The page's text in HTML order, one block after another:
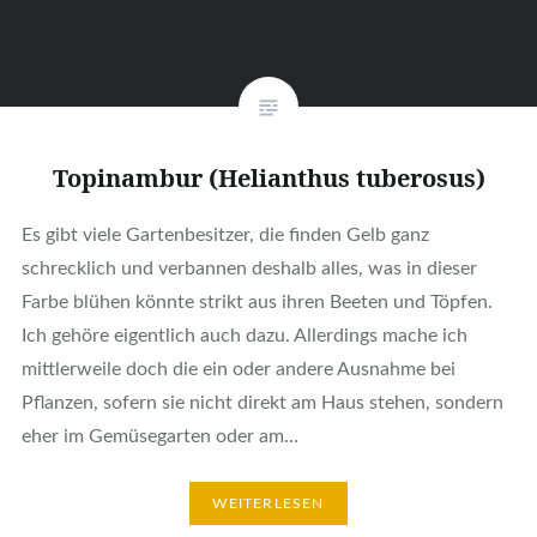
Topinambur (Helianthus tuberosus)
Es gibt viele Gartenbesitzer, die finden Gelb ganz
schrecklich und verbannen deshalb alles, was in dieser
Farbe blühen könnte strikt aus ihren Beeten und Töpfen.
Ich gehöre eigentlich auch dazu. Allerdings mache ich
mittlerweile doch die ein oder andere Ausnahme bei
Pflanzen, sofern sie nicht direkt am Haus stehen, sondern
eher im Gemüsegarten oder am…
WEITERLESEN